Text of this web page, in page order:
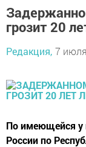
грозит 20
Редакция, 7
По имеющейся у
России по